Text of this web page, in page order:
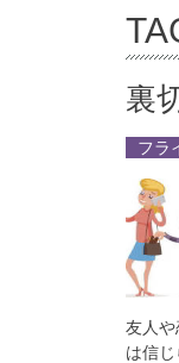
裏
フラ
友人
は信